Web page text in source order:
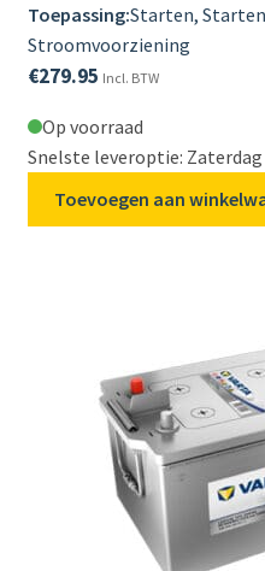
Toepassing:Starten,
Stroomvoorziening
€279.95 Incl. BTW
Op voorraad
Snelste leveroptie:
Toevoegen aan